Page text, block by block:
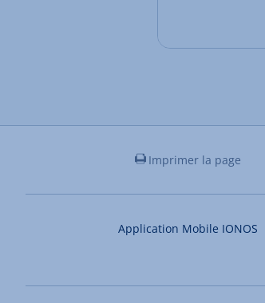
Imprimer la page
Application Mobile IONOS